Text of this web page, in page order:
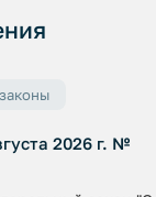
2026 г. №